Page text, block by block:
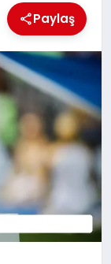
Paylaş